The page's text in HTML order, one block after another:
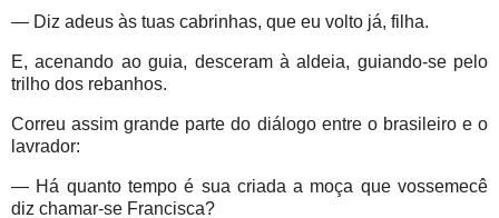
— Diz adeus às tuas cabrinhas, que eu volto já, filha.
E, acenando ao guia, desceram à aldeia, guiando-se pelo
trilho dos rebanhos.
Correu assim grande parte do diálogo entre o brasileiro e o
lavrador:
— Há quanto tempo é sua criada a moça que vossemecê
diz chamar-se Francisca?